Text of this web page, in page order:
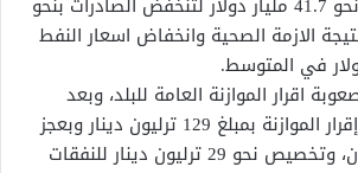
46% نتيجة الازمة الصحية وانخفاض اسعار النفط
اقرار الموازنة العامة للبلد، وبعد
مناقشات طويلة تم إقرار الموازنة بمبلغ 129 ترليون دينار وبعجز
مخطط يبلغ 28 ترليون، وتخصيص نحو 29 ترليون دينار للنفقات